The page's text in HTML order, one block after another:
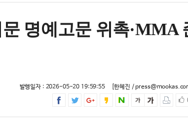
명예고문 위촉·MMA
발행일자 : 2026-05-20 19:59:55 [한혜진 /